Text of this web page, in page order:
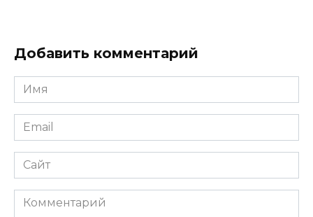
Добавить комментарий
Имя
*
Email
*
Сайт
Комментарий